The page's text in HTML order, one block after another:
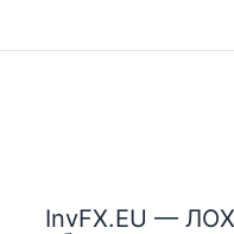
InvFX.EU —